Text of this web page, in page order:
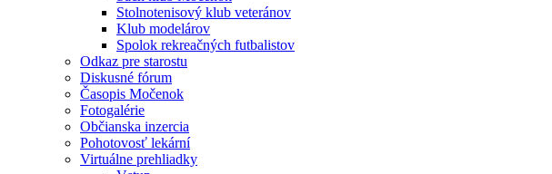
Stolnotenisový klub veteránov
Klub modelárov
Spolok rekreačných futbalistov
Odkaz pre starostu
Diskusné fórum
Časopis Močenok
Fotogalérie
Občianska inzercia
Pohotovosť lekární
Virtuálne prehliadky